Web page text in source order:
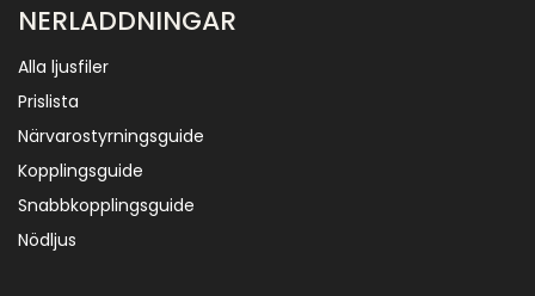
NERLADDNINGAR
Alla ljusfiler
Prislista
Närvarostyrningsguide
Kopplingsguide
Snabbkopplingsguide
Nödljus